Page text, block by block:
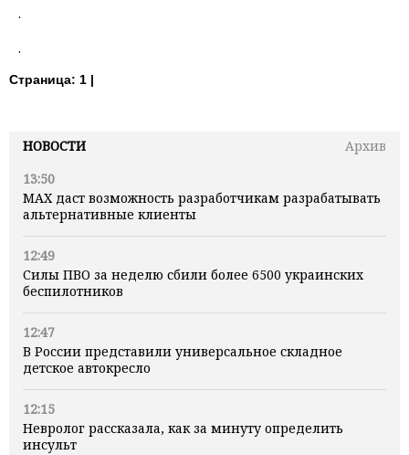
НОВОСТИ
Архив
13:50
MAX даст возможность разработчикам разрабатывать
альтернативные клиенты
12:49
Силы ПВО за неделю сбили более 6500 украинских
беспилотников
12:47
В России представили универсальное складное
детское автокресло
12:15
Невролог рассказала, как за минуту определить
инсульт
.
.
Страница: 1 |